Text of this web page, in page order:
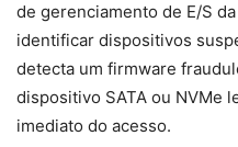
de gerenciamento de E/S
identificar dispositivos
detecta um firmware
dispositivo SATA ou NVMe
imediato do acesso.